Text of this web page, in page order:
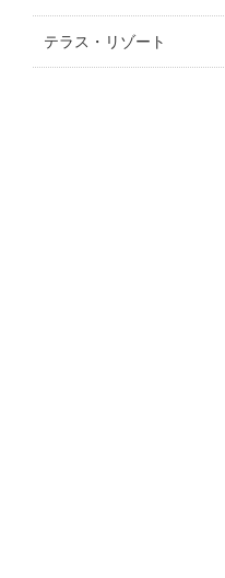
テラス・リゾート